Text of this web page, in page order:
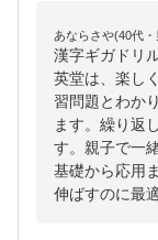
あならさや(40代・
漢字ギガドリ
英堂は、楽し
習問題とわか
ます。繰り返
す。親子で一
基礎から応用
伸ばすのに最